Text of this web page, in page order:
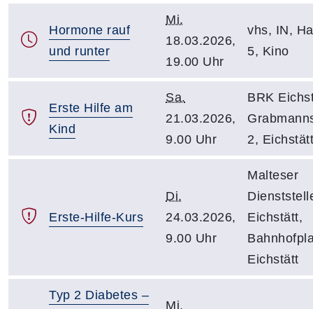
Hormone rauf
und runter
Mi.
18.03.2026,
19.00 Uhr
vhs, IN,
5, Kino
Erste Hilfe am
Kind
Sa.
21.03.2026,
9.00 Uhr
BRK
2, Eichstätt
Erste-Hilfe-Kurs
Di.
24.03.2026,
9.00 Uhr
Malteser
Eichstätt,
Eichstätt
Typ 2 Diabetes –
Mi.